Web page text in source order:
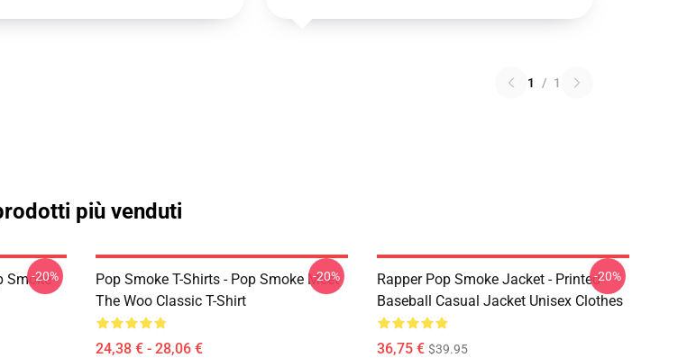
1 / 1
più venduti
Smoke
-20%
Pop Smoke T-Shirts - Pop Smoke Meet
The Woo Classic T-Shirt
24,38 € - 28,06 €
-20%
Rapper Pop Smoke Jacket - Printed
Baseball Casual Jacket Unisex Clothes
36,75 € $39.95
-20%